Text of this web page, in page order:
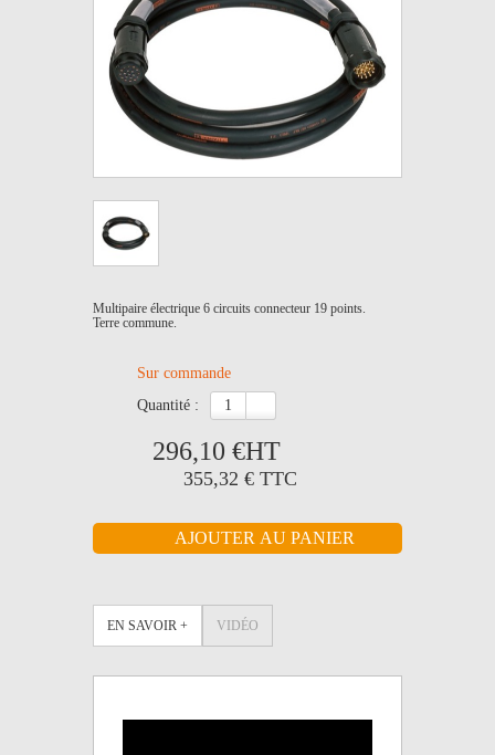
Multipaire électrique 6 circuits connecteur 19 points.
Terre commune.
Sur commande
quantité :
296,10 €HT
355,32 € TTC
EN SAVOIR + VIDÉO